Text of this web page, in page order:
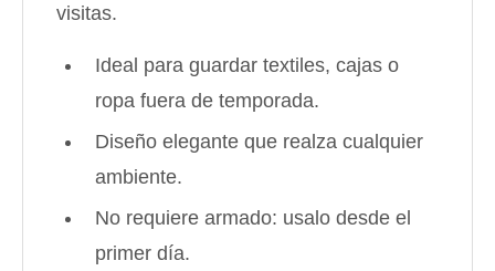
visitas.
Ideal para guardar textiles, cajas o
ropa fuera de temporada.
Diseño elegante que realza cualquier
ambiente.
No requiere armado: usalo desde el
primer día.